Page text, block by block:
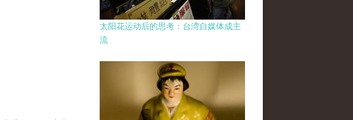
太阳花运动后的思考：台湾自媒体成主
流